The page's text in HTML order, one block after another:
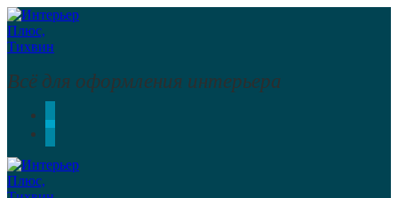
Перейти
к
содержимому
Меню
Закрыть
Всё для оформления интерьера